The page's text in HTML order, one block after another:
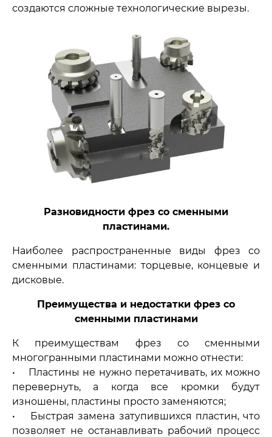
создаются сложные технологические вырезы.
Разновидности фрез со сменными
пластинами.
Наиболее распространенные виды фрез со
сменными пластинами: торцевые, концевые и
дисковые.
Преимущества и недостатки фрез со
сменными пластинами
К преимуществам фрез со сменными
многогранными пластинами можно отнести:
• Пластины не нужно перетачивать, их можно
перевернуть, а когда все кромки будут
изношены, пластины просто заменяются;
• Быстрая замена затупившихся пластин, что
позволяет не останавливать рабочий процесс